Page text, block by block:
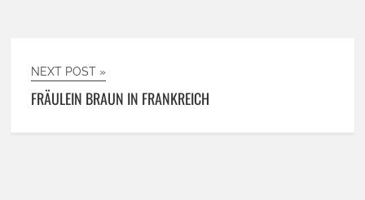
NEXT POST »
FRÄULEIN BRAUN IN FRANKREICH